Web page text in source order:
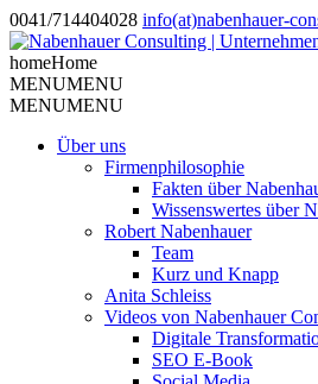
0041/714404028 info(at)nabenhauer-
homeHome
MENUMENU
MENUMENU
Über uns
Firmenphilosophie
Fakten über
Wissenswertes über
Robert Nabenhauer
Team
Kurz und Knapp
Anita Schleiss
Videos von Nabenhauer
Digitale
SEO E-Book